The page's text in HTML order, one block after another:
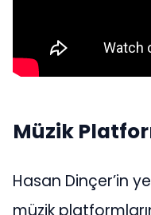
Müzik
Hasan Dinçer’in